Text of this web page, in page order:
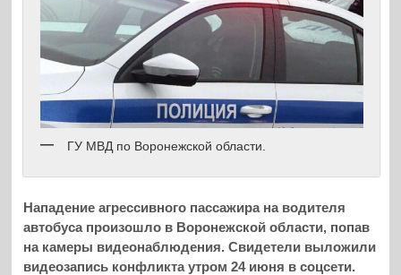
ГУ МВД по Воронежской области.
Нападение агрессивного пассажира на водителя
автобуса произошло в Воронежской области, попав
на камеры видеонаблюдения. Свидетели выложили
видеозапись конфликта утром 24 июня в соцсети.